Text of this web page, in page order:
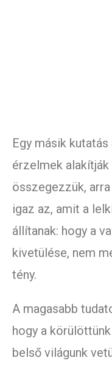
Egy másik
érzelmek
összegezzük,
igaz az, amit a
állítanak: hogy a
kivetülése, nem
tény.
A magasabb
hogy a
belső világunk